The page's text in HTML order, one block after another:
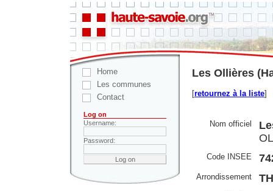
Home
Les communes
Contact
Log on
Username:
Password:
Les Ollières
[retournez à la liste]
Nom officiel
Code INSEE
Arrondissement